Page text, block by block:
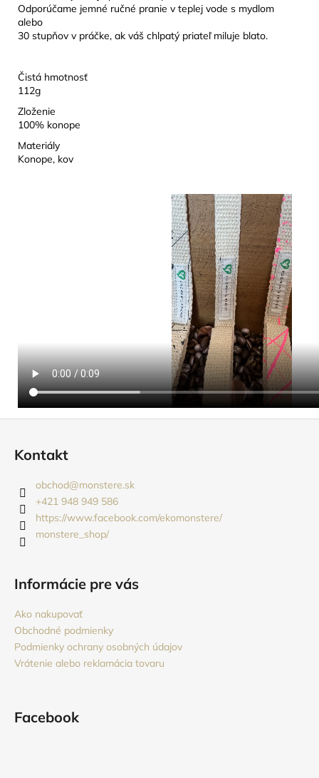
Odporúčame jemné ručné pranie v teplej vode s mydlom
alebo
30 stupňov v práčke, ak váš chlpatý priateľ miluje blato.
Čistá hmotnosť
112g
Zloženie
100% konope
Materiály
Konope, kov
Kontakt
obchod@monstere.sk
+421 948 949 586
https://www.facebook.com/ekomonstere/
monstere_shop/
Informácie pre vás
Ako nakupovať
Obchodné podmienky
Podmienky ochrany osobných údajov
Vrátenie alebo reklamácia tovaru
Facebook